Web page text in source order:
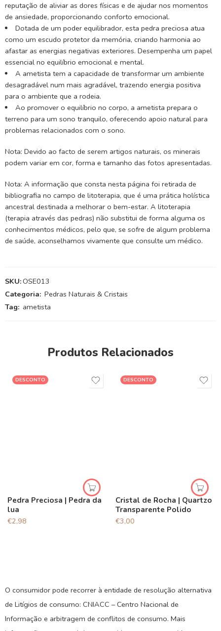
reputação de aliviar as dores físicas e de ajudar nos momentos
de ansiedade, proporcionando conforto emocional.
Dotada de um poder equilibrador, esta pedra preciosa atua
como um escudo protetor da memória, criando harmonia ao
afastar as energias negativas exteriores. Desempenha um papel
essencial no equilíbrio emocional e mental.
A ametista tem a capacidade de transformar um ambiente
desagradável num mais agradável, trazendo energia positiva
para o ambiente que a rodeia.
Ao promover o equilíbrio no corpo, a ametista prepara o
terreno para um sono tranquilo, oferecendo apoio natural para
problemas relacionados com o sono.
Nota: Devido ao facto de serem artigos naturais, os minerais
podem variar em cor, forma e tamanho das fotos apresentadas.
Nota: A informação que consta nesta página foi retirada de
bibliografia no campo de litoterapia, que é uma prática holística
ancestral destinada a melhorar o bem-estar. A litoterapia
(terapia através das pedras) não substitui de forma alguma os
conhecimentos médicos, pelo que, se sofre de algum problema
de saúde, aconselhamos vivamente que consulte um médico.
SKU:OSE013
Categoria: Pedras Naturais & Cristais
Tag: ametista
Produtos Relacionados
DESCONTO
Pedra Preciosa | Pedra da
lua
€2,98
DESCONTO
Cristal de Rocha | Quartzo
Transparente Polido
€3,00
O consumidor pode recorrer à entidade de resolução alternativa
de Litígios de consumo: CNIACC – Centro Nacional de
Informação e arbitragem de conflitos de consumo. Mais